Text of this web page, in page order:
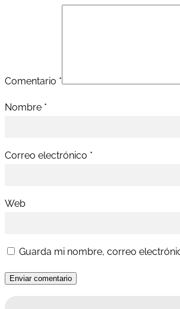
Comentario *
Nombre *
Correo electrónico *
Web
Guarda mi nombre, correo
Enviar comentario